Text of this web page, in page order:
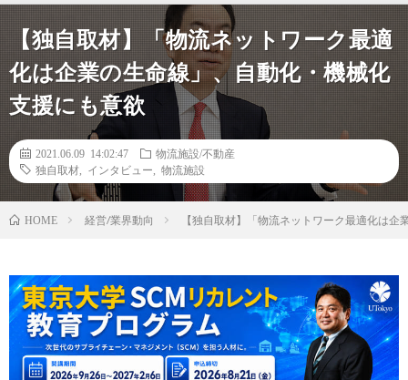
【独自取材】「物流ネットワーク最適
化は企業の生命線」、自動化・機械化
支援にも意欲
2021.06.09 14:02:47
物流施設/不動産
独自取材
インタビュー 物流施設
HOME 経営/業界動向 【独自取材】「物流ネットワーク最適化は